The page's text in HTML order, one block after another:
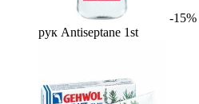
-15%
рук Antiseptane 1st